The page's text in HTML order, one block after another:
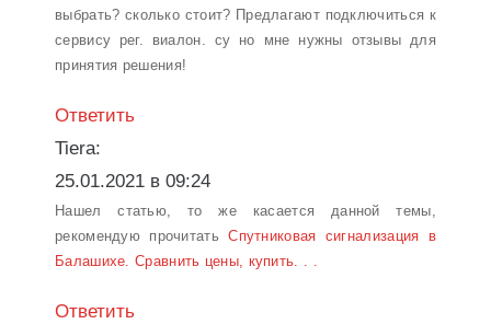
выбрать? сколько стоит? Предлагают подключиться к
сервису рег. виалон. су но мне нужны отзывы для
принятия решения!
Ответить
Tiera:
25.01.2021 в 09:24
Нашел статью, то же касается данной темы,
рекомендую прочитатьСпутниковая сигнализация в
Балашихе. Сравнить цены, купить. . .
Ответить